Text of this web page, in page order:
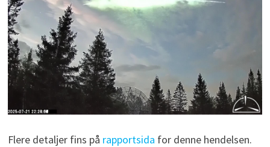
Flere detaljer fins på rapportsida for denne hendelsen.